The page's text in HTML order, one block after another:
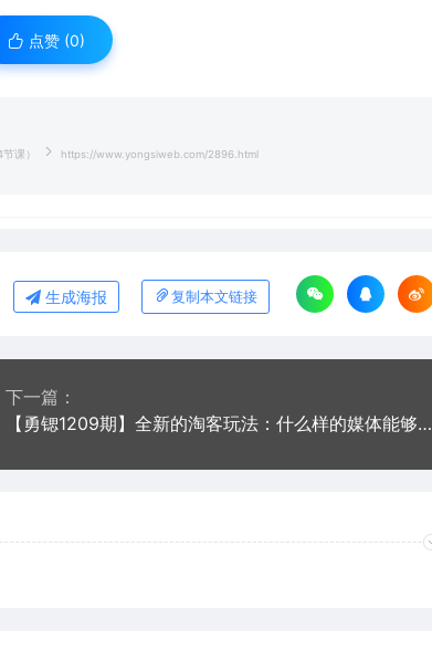
点赞 (0)
课） https://www.yongsiweb.com/2896.html
生成海报 复制本文链接
下一篇：
【勇锶1209期】全新的淘客玩法：什么样的媒体能够申请“商品推广功能”？